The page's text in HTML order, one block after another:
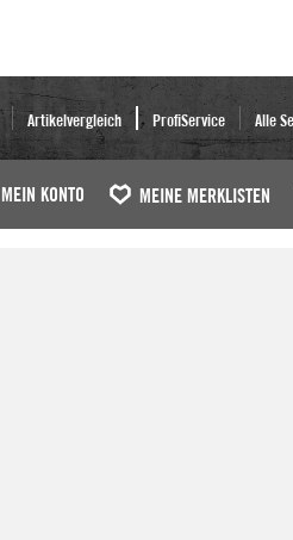
Artikelvergleich ProfiService Alle
MEIN KONTO MEINE MERKLISTEN